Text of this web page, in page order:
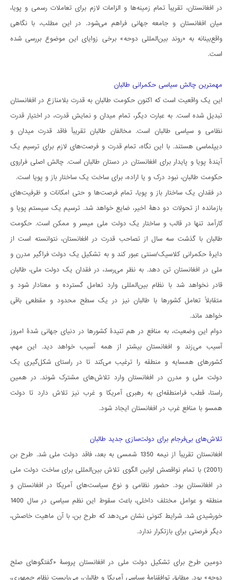
در افغانستان، تقریباً تمام زمینه‌ها و الزامات لازم برای تعاملات رسمی و پویا،
میان افغانستان و جامعه جهانی فراهم می‌شود. در این مطلب، با نگاهی
واقع‌بینانه به «روند بین‌المللی دوحه» برخی زوایای این موضوع بررسی شده
است.
مهمترین چالش سیاسی حکمرانی طالبان
این یک واقعیت است که اکنون حکومت طالبان به قدرت بلامنازع در افغانستان
تبدیل شده است. به عبارت دیگر، تمام میدان و نمایش قدرت، در اختیار قدرت
نظامی و سیاسی طالبان است. مخالفان طالبان تقریباً فاقد قدرت میدان و
دیپلماسی‌ هستند. با این نگاه، تمام قدرت و فرصت‌های لازم برای ترسیم یک
آیندۀ پویا و پایدار برای افغانستان در دستان طالبان است. چالش اصلی فراروی
حکومت طالبان، نبود درک و یا اراده، برای ساخت یک ساختار باز و پویا است.
در فقدان یک ساختار باز و پویا، تمام فرصت‌ها و حتی امکانات و ظرفیت‌های
بازمانده از تحولات دو دهۀ اخیر، ضایع خواهد شد. ترسیم یک سیستم پویا و
کارآمد تنها در قالب و ساختار یک دولت ملی میسر و ممکن است. حکومت
طالبان با گذشت سه سال از تصاحب قدرت در افغانستان، نتوانسته است از
دایرۀ حکمرانی کلاسیک/سنتی عبور کند و به تشکیل یک دولت فراگیر مدرن و
ملی در افغانستان تن دهد. به نظر می‌رسد، در فقدان یک دولت ملی، طالبان
قادر نخواهد شد با نظام بین‌المللی وارد تعامل گسترده و معنادار شود و
متقابلاً تعامل کشورها با طالبان نیز در یک سطح محدود و مقطعی باقی
خواهد ماند.
دوام این وضعیت، به منافع در هم تنیدۀ کشورها در دنیای جهانی شدۀ امروز
آسیب می‌زند و افغانستان بیشتر از همه آسیب خواهد دید. این مهم،
کشورهای همسایه و منطقه را ترغیب می‌کند تا در راستای شکل‌گیری یک
دولت ملی و مدرن در افغانستان وارد تلاش‌های مشترک شوند. در همین
راستا، قطب فرامنطقه‌ای به رهبری آمریکا و غرب نیز تلاش دارد تا دولت
همسو با منافع غرب در افغانستان ایجاد شود.
تلاش‌های بی‌فرجام برای دولت‌سازی جدید طالبان
افغانستان تقریباً از نیمه 1350 شمسی به بعد، فاقد دولت ملی شد. طرح بن
(2001) با تمام نواقصش اولین الگوی تلاش بین‌المللی برای ساخت دولت ملی
در افغانستان بود. حضور نظامی و نوع سیاست‌های آمریکا در افغانستان و
منطقه و عوامل مختلف داخلی، باعث سقوط این نظم سیاسی در سال 1400
خورشیدی شد. شرایط کنونی نشان می‌دهد که طرح بن، با آن ماهیت خاصش،
دیگر فرصتی برای بازتکرار ندارد.
دومین طرح برای تشکیل دولت ملی در افغانستان پروسۀ «گفتگوهای صلح
دوحه» بود. مطابق توافقنامۀ سیاسی آمریکا و طالبان، می‌بایست نظام جمهوری،